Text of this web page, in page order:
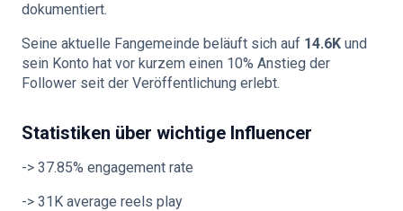
dokumentiert.
Seine aktuelle Fangemeinde beläuft sich auf 14.6K und
sein Konto hat vor kurzem einen 10% Anstieg der
Follower seit der Veröffentlichung erlebt.
Statistiken über wichtige Influencer
-> 37.85% engagement rate
-> 31K average reels play